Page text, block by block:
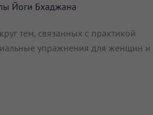
Йоги Бхаджана
тем, связанных с практикой
упражнения для женщин и